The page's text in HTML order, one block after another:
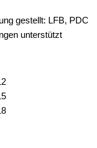
gestellt: LFB, PDC
unterstützt